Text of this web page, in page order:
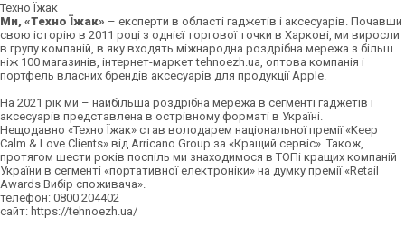
Техно Їжак
Ми, «Техно Їжак» – експерти в області гаджетів і аксесуарів. Почавши
свою історію в 2011 році з однієї торгової точки в Харкові, ми виросли
в групу компаній, в яку входять міжнародна роздрібна мережа з більш
ніж 100 магазинів, інтернет-маркет tehnoezh.ua, оптова компанія і
портфель власних брендів аксесуарів для продукції Apple.
На 2021 рік ми – найбільша роздрібна мережа в сегменті гаджетів і
аксесуарів представлена в острівному форматі в Україні.
Нещодавно «Техно Їжак» став володарем національної премії «Keep
Calm & Love Clients» від Arricano Group за «Кращий сервіс». Також,
протягом шести років поспіль ми знаходимося в ТОПі кращих компаній
України в сегменті «портативної електроніки» на думку премії «Retail
Awards Вибiр споживача».
телефон: 0800 204402
сайт: https://tehnoezh.ua/